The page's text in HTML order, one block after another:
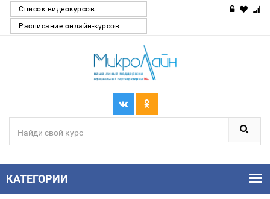
Список видеокурсов
Расписание онлайн-курсов
КАТЕГОРИИ